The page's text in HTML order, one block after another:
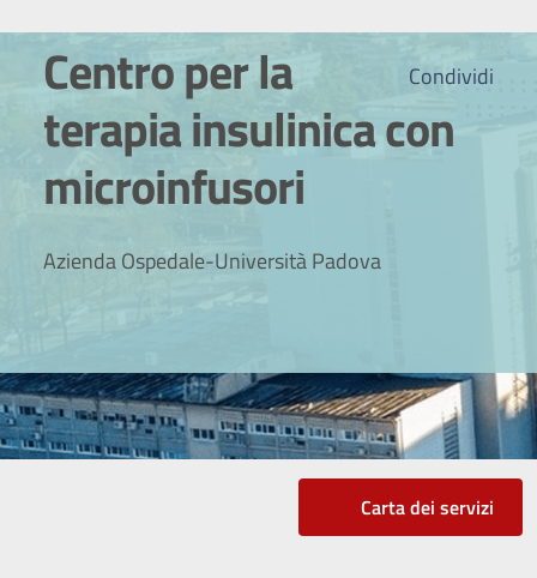
Condividi
Centro per la
terapia insulinica con
microinfusori
Azienda Ospedale-Università Padova
Carta dei servizi